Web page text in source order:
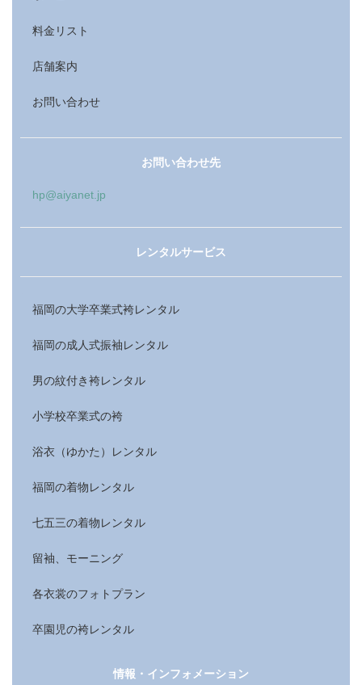
料金リスト
店舗案内
お問い合わせ
お問い合わせ先
hp@aiyanet.jp
レンタルサービス
福岡の大学卒業式袴レンタル
福岡の成人式振袖レンタル
男の紋付き袴レンタル
小学校卒業式の袴
浴衣（ゆかた）レンタル
福岡の着物レンタル
七五三の着物レンタル
留袖、モーニング
各衣裳のフォトプラン
卒園児の袴レンタル
情報・インフォメーション